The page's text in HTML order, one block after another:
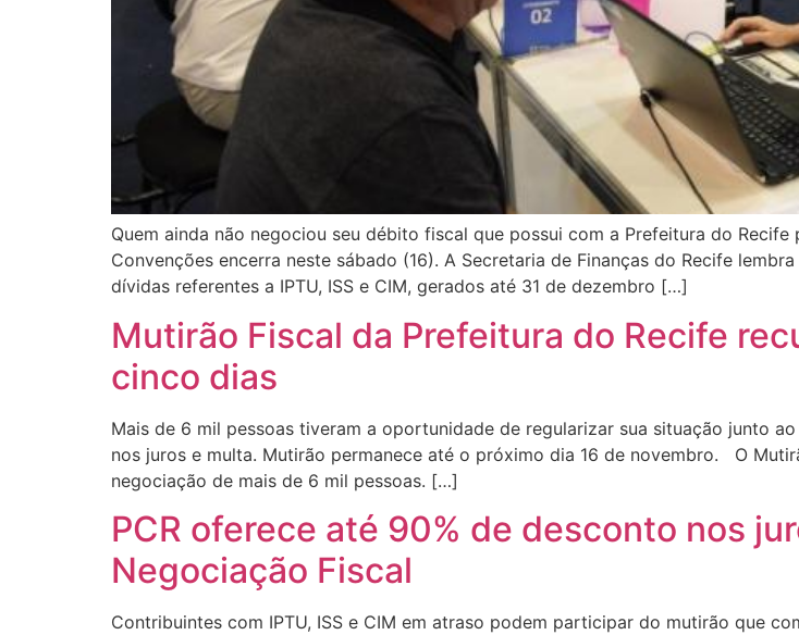
Quem ainda não negociou seu débito fiscal que possui com a Prefeitura do
Convenções encerra neste sábado (16). A Secretaria de Finanças do Recife
dívidas referentes a IPTU, ISS e CIM, gerados até 31 de dezembro […]
Mutirão Fiscal da Prefeitura do Recife
cinco dias
Mais de 6 mil pessoas tiveram a oportunidade de regularizar sua situação junto
nos juros e multa. Mutirão permanece até o próximo dia 16 de novembro. O
negociação de mais de 6 mil pessoas. […]
PCR oferece até 90% de desconto nos
Negociação Fiscal
Contribuintes com IPTU, ISS e CIM em atraso podem participar do mutirão que